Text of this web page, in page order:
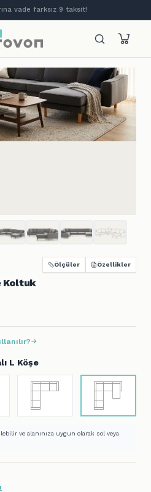
vade farksız 9 taksit!
Ölçüler Özellikler
Koltuk
L Köşe
ve alanınıza uygun olarak sol veya